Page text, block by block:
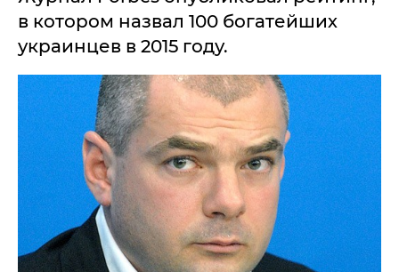
в котором назвал 100 богатейших
украинцев в 2015 году.